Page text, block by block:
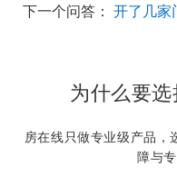
下一个问答：
为什么要选
房在线只做专业级产品，
障与